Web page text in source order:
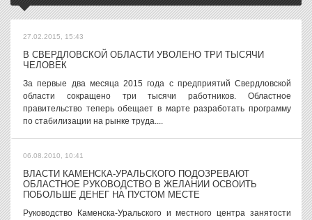
27.02.2015, 15:43
В СВЕРДЛОВСКОЙ ОБЛАСТИ УВОЛЕНО ТРИ ТЫСЯЧИ
ЧЕЛОВЕК
За первые два месяца 2015 года с предприятий Свердловской
области сокращено три тысячи работников. Областное
правительство теперь обещает в марте разработать программу
по стабилизации на рынке труда....
06.08.2010, 10:41
ВЛАСТИ КАМЕНСКА-УРАЛЬСКОГО ПОДОЗРЕВАЮТ
ОБЛАСТНОЕ РУКОВОДСТВО В ЖЕЛАНИИ ОСВОИТЬ
ПОБОЛЬШЕ ДЕНЕГ НА ПУСТОМ МЕСТЕ
Руководство Каменска-Уральского и местного центра занятости